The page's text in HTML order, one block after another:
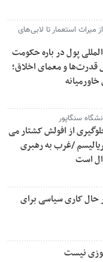
میراث استعمار تا لابی‌های
پول در باره حکومت
قدرت‌ها و معمای اخلاق؛
سنگاپور
از افولش کشتار می
/غرب به رهبری
است
حال کاری سیاسی برای
نیست